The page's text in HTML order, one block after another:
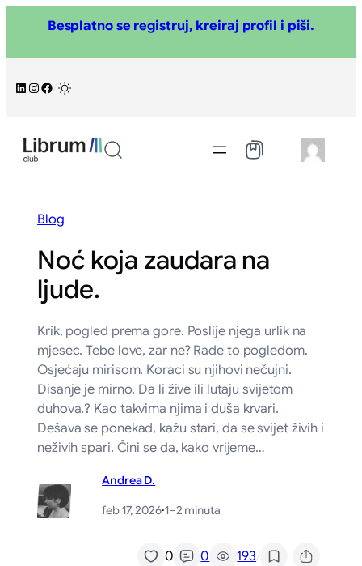
sadržaj
Besplatno se registruj, kreiraj profil i piši.
LinkedIn
Instagram
Facebook
Blog
Noć koja zaudara na
ljude.
Krik, pogled prema gore. Poslije njega urlik na
mjesec. Tebe love, zar ne? Rade to pogledom.
Osjećaju mirisom. Koraci su njihovi nečujni.
Disanje je mirno. Da li žive ili lutaju svijetom
duhova.? Kao takvima njima i duša krvari.
Dešava se ponekad, kažu stari, da se svijet živih i
neživih spari. Čini se da, kako vrijeme…
Andrea D.
feb 17, 2026·1–2 minuta
0 0 193/